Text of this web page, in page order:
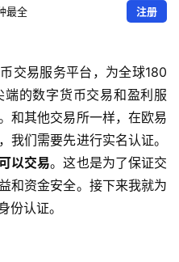
最全 注册
交易服务平台，为全球180
的数字货币交易和盈利服
和其他交易所一样，在欧易
我们需要先进行实名认证。
以交易。这也是为了保证交
和资金安全。接下来我就为
份认证。